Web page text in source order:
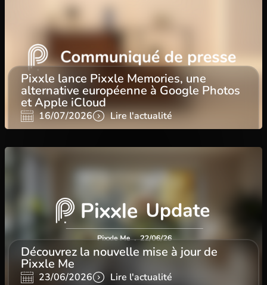
Pixxle lance Pixxle Memories, une
alternative européenne à Google Photos
et Apple iCloud
16/07/2026 Lire l'actualité
Découvrez la nouvelle mise à jour de
Pixxle Me
23/06/2026 Lire l'actualité